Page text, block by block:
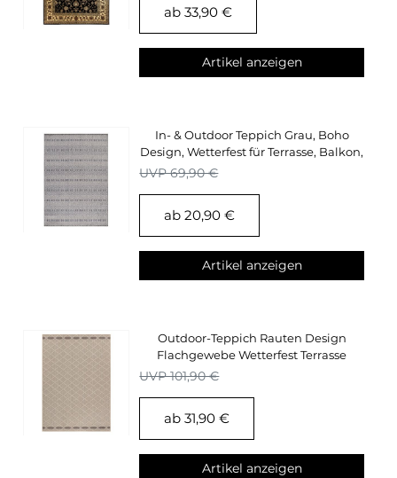
ab 33,90 €
Artikel anzeigen
In- & Outdoor Teppich Grau, Boho
Design, Wetterfest für Terrasse, Balkon,
UVP 69,90 €
ab 20,90 €
Artikel anzeigen
Outdoor-Teppich Rauten Design
Flachgewebe Wetterfest Terrasse
Küchen Teppich
UVP 101,90 €
ab 31,90 €
Artikel anzeigen